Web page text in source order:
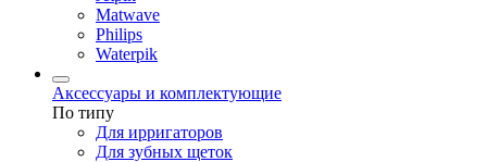
Matwave
Philips
Waterpik
Аксессуары и комплектующие
По типу
Для ирригаторов
Для зубных щеток